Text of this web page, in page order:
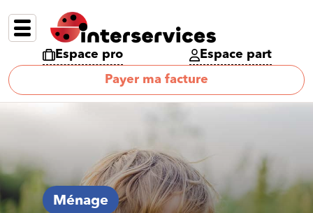
Espace pro
Espace part
Payer ma facture
Ménage